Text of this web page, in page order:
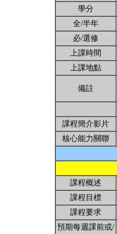
學分
全/半年
必/選修
上課時間
上課地點
備註
課程簡介影片
核心能力關聯
課程概述
課程目標
課程要求
預期每週課前或/